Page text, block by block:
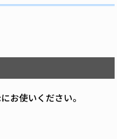
お使いください。